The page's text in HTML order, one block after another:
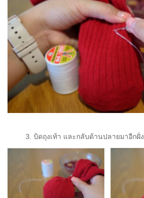
3. บิดถุงเท้า และกลับด้านปลายมาอีกฝั่ง